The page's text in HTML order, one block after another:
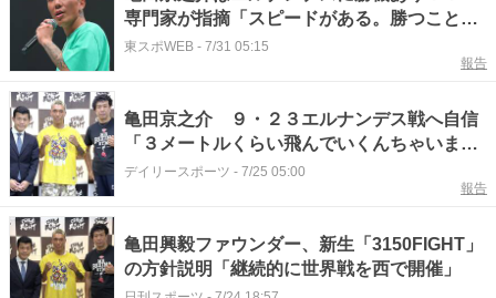
専門家が指摘「スピードがある。勝つことは
可能」
東スポWEB - 7/31 05:15
報告
亀田京之介 ９・２３エルナンデス戦へ自信
「３メートルくらい飛んでいくんちゃいます
か」
デイリースポーツ - 7/25 05:00
報告
亀田興毅ファウンダー、新生「3150FIGHT」
の方針説明「継続的に世界戦を西で開催」